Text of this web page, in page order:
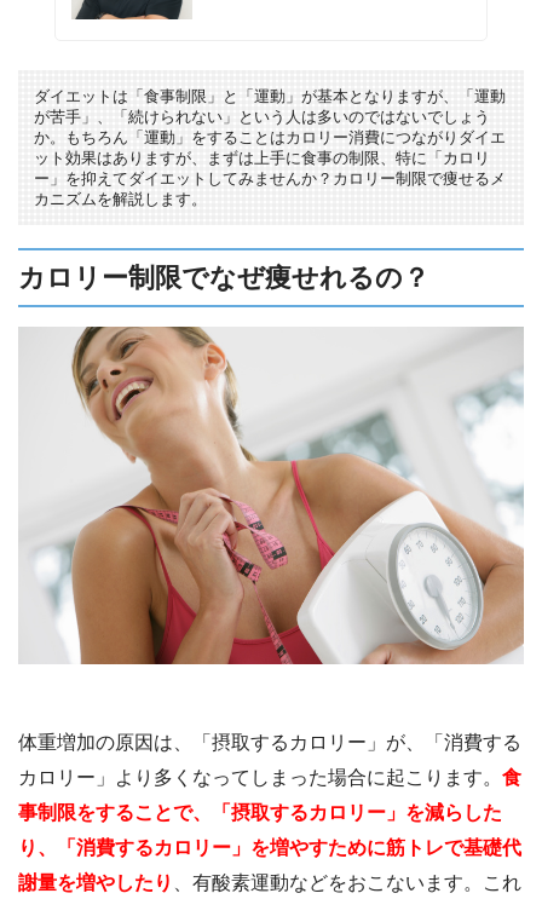
ダイエットは「食事制限」と「運動」が基本となりますが、「運動
が苦手」、「続けられない」という人は多いのではないでしょう
か。もちろん「運動」をすることはカロリー消費につながりダイエ
ット効果はありますが、まずは上手に食事の制限、特に「カロリ
ー」を抑えてダイエットしてみませんか？カロリー制限で痩せるメ
カニズムを解説します。
カロリー制限でなぜ痩せれるの？
体重増加の原因は、「摂取するカロリー」が、「消費する
カロリー」より多くなってしまった場合に起こります。 食
事制限をすることで、「摂取するカロリー」を減らした
り、「消費するカロリー」を増やすために筋トレで基礎代
謝量を増やしたり
、有酸素運動などをおこないます。これ